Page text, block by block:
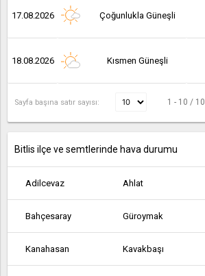
17.08.2026 Çoğunlukla Güneşli
18.08.2026 Kısmen Güneşli
Sayfa başına satır sayısı: 1 - 10 / 10
Bitlis ilçe ve semtlerinde hava durumu
Adilcevaz Ahlat
Bahçesaray Güroymak
Kanahasan Kavakbaşı